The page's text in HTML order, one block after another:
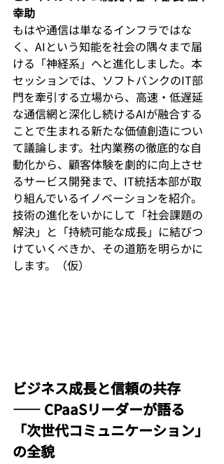
幸助
もはや通信は単なるインフラではな
く、AIという知能を社会の隅々まで届
ける「神経系」へと進化しました。本
セッションでは、ソフトバンクのIT部
門を牽引する立場から、高速・低遅延
な通信網と深化し続けるAIが融合する
ことで生まれる新たな価値創造につい
て議論します。社内業務の徹底的な自
動化から、顧客体験を劇的に向上させ
るサービス開発まで、IT統括本部が取
り組んでいるイノベーションを紹介。
技術の進化をいかにして「社会課題の
解決」と「持続可能な成長」に結びつ
けていくべきか、その道筋を明らかに
します。（仮）
ビジネス成長と信頼の共存
—— CPaaSリーダーが語る
「次世代コミュニケーション」
の全貌